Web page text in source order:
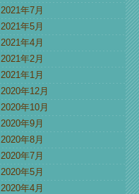
2021年7月
2021年5月
2021年4月
2021年2月
2021年1月
2020年12月
2020年10月
2020年9月
2020年8月
2020年7月
2020年5月
2020年4月